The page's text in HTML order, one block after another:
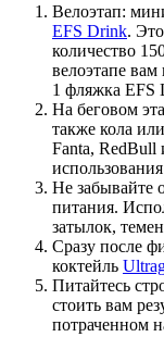
Велоэтап:
EFS Drink.
количество
велоэтапе
1 фляжка EFS
На беговом
также кола
Fanta, RedBull
Не забывайте
питания.
затылок,
Сразу после
коктейль
Питайтесь
стоить вам
потраченном